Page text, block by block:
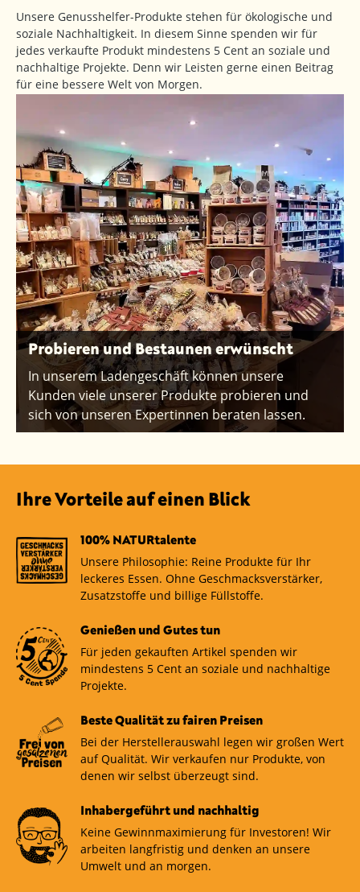
Unsere Genusshelfer-Produkte stehen für ökologische und
soziale Nachhaltigkeit. In diesem Sinne spenden wir für
jedes verkaufte Produkt mindestens 5 Cent an soziale und
nachhaltige Projekte. Denn wir Leisten gerne einen Beitrag
für eine bessere Welt von Morgen.
Probieren und Bestaunen erwünscht
In unserem Ladengeschäft können unsere
Kunden viele unserer Produkte probieren und
sich von unseren Expertinnen beraten lassen.
Ihre Vorteile auf einen Blick
100% NATURtalente
Unsere Philosophie: Reine Produkte für Ihr
leckeres Essen. Ohne Geschmacksverstärker,
Zusatzstoffe und billige Füllstoffe.
Genießen und Gutes tun
Für jeden gekauften Artikel spenden wir
mindestens 5 Cent an soziale und nachhaltige
Projekte.
Beste Qualität zu fairen Preisen
Bei der Herstellerauswahl legen wir großen Wert
auf Qualität. Wir verkaufen nur Produkte, von
denen wir selbst überzeugt sind.
Inhabergeführt und nachhaltig
Keine Gewinnmaximierung für Investoren! Wir
arbeiten langfristig und denken an unsere
Umwelt und an morgen.